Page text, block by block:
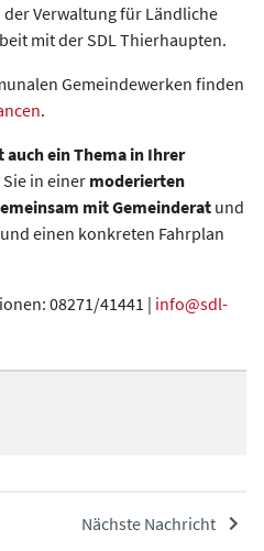
Verwaltung für Ländliche
mit der SDL Thierhaupten.
Gemeindewerken finden
.
auch ein Thema in Ihrer
in einer moderierten
mit Gemeinderat und
einen konkreten Fahrplan
08271/41441 | info@sdl-
Nächste Nachricht